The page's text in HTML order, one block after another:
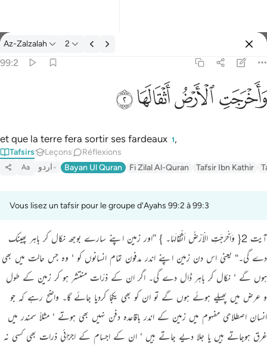
Tafsir: Az-Zalzalah 99:2
Az-Zalzalah 2
99:2
ﱺﱻﱼﱽ
et que la terre fera sortir ses fardeaux 1,
Tafsirs Leçons Réflexions
Aa اردو Bayan Ul Quran Fi Zilal Al-Quran Tafsir Ibn Kathir
Vous lisez un tafsir pour le groupe d'Ayahs 99:2 à 99:3
آیت 2{ وَاَخْرَجَتِ الْاَرْضُ اَثْقَالَہَا۔ } ”اور زمین اپنے سارے بوجھ نکال کر باہر پھینک
دے گی۔“ یعنی اس دن زمین اپنے اندر مدفون تمام انسانوں کو ‘ وہ جس حالت میں بھی
ہوں گے ‘ نکال کر باہر ڈال دے گی۔ اگر ان کے ذرّات منتشر ہو کر زمین کے طول
و عرض میں پھیلے ہوئے ہوں گے تو ان کو بھی یکجا کردیا جائے گا۔ واضح رہے کہ جو
انسان اصطلاحی مفہوم میں زمین کے اندر باقاعدہ دفن نہیں بھی ہوتے ‘ مثلاً سمندر میں
غرق ہوجاتے ہیں یا جلا دیے جاتے ہیں ‘ ان کے اجسام کے اجزائی ذرات بھی کسی نہ